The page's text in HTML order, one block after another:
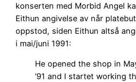
konserten med Morbid Angel
Eithun angivelse av når
oppstod, siden Eithun altså
i mai/juni 1991:
He opened the shop in
’91 and I startet working